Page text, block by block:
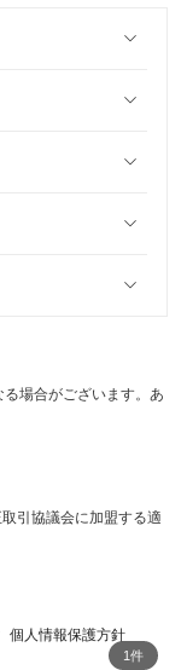
場合がございます。あ
引協議会に加盟する適
個人情報保護方針
1件